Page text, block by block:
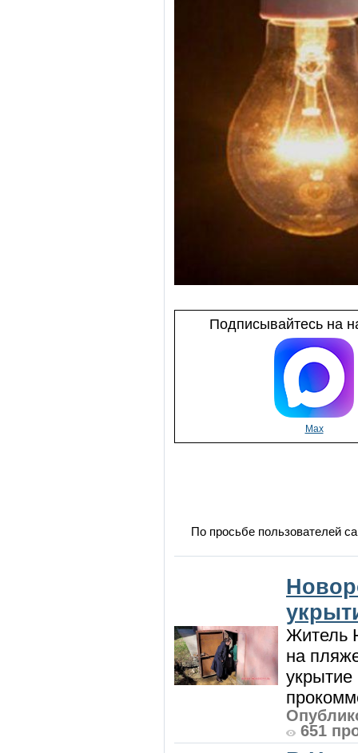
Подписывайтесь на
Max
По просьбе пользователей
Житель
на
651